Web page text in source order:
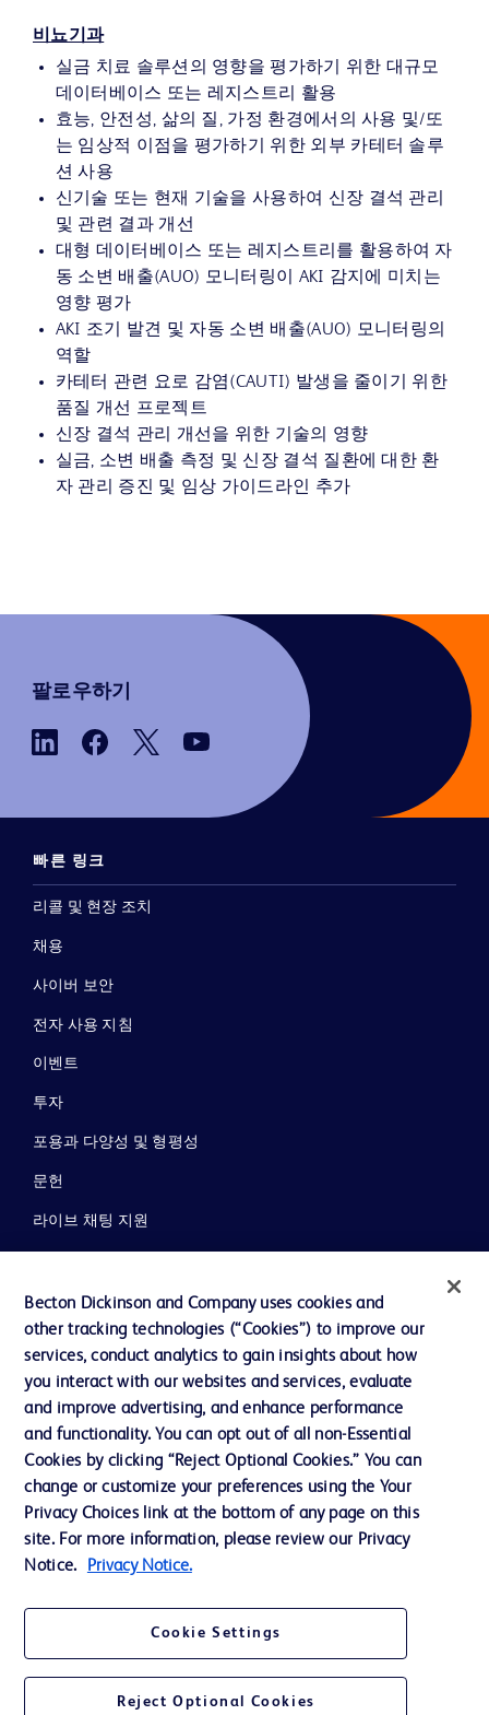
비뇨기과
실금 치료 솔루션의 영향을 평가하기 위한 대규모
데이터베이스 또는 레지스트리 활용
효능, 안전성, 삶의 질, 가정 환경에서의 사용 및/또
는 임상적 이점을 평가하기 위한 외부 카테터 솔루
션 사용
신기술 또는 현재 기술을 사용하여 신장 결석 관리
및 관련 결과 개선
대형 데이터베이스 또는 레지스트리를 활용하여 자
동 소변 배출(AUO) 모니터링이 AKI 감지에 미치는
영향 평가
AKI 조기 발견 및 자동 소변 배출(AUO) 모니터링의
역할
카테터 관련 요로 감염(CAUTI) 발생을 줄이기 위한
품질 개선 프로젝트
신장 결석 관리 개선을 위한 기술의 영향
실금, 소변 배출 측정 및 신장 결석 질환에 대한 환
자 관리 증진 및 임상 가이드라인 추가
팔로우하기
빠른 링크
리콜 및 현장 조치
채용
사이버 보안
전자 사용 지침
이벤트
투자
포용과 다양성 및 형평성
문헌
라이브 채팅 지원
회사 소개
윤리 및 준법
지원
당사로 문의하기
쿠키 기본 설정
개인정보
웹사이트 접근성
Becton Dickinson and Company uses cookies and
other tracking technologies (“Cookies”) to improve our
services, conduct analytics to gain insights about how
you interact with our websites and services, evaluate
and improve advertising, and enhance performance
and functionality. You can opt out of all non-Essential
Cookies by clicking “Reject Optional Cookies.” You can
change or customize your preferences using the Your
Privacy Choices link at the bottom of any page on this
site. For more information, please review our Privacy
Notice.
Privacy Notice.
Cookie Settings
Reject Optional Cookies